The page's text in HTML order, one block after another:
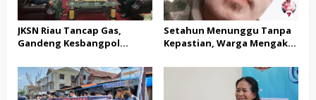
JKSN Riau Tancap Gas,
Gandeng Kesbangpol
Kebangsaan dan Moderasi
Beragama
Setahun Menunggu Tanpa
Kepastian, Warga Mengaku
Tak Terealisasi